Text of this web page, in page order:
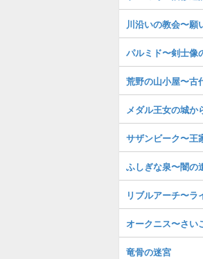
川沿いの教会〜願
パルミド〜剣士像
荒野の山小屋〜古
メダル王女の城か
サザンビーク〜王
ふしぎな泉〜闇の
リブルアーチ〜ラ
オークニス〜さい
竜骨の迷宮